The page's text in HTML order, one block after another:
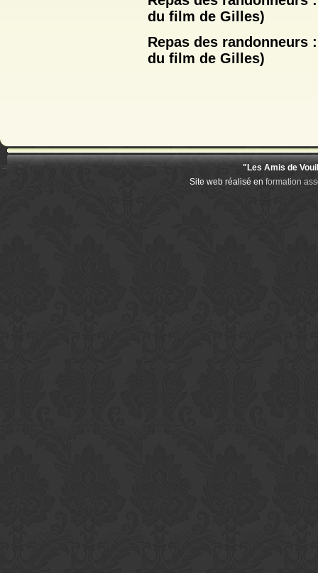
du film de Gilles)
Repas des randonneurs
du film de Gilles)
"Les Amis de
Site web réalisé en formation